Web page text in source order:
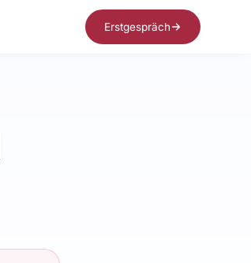
Erstgespräch